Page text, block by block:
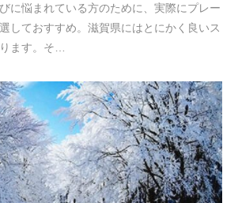
に悩まれている方のために、実際にプレー
しておすすめ。滋賀県にはとにかく良いス
ます。そ…